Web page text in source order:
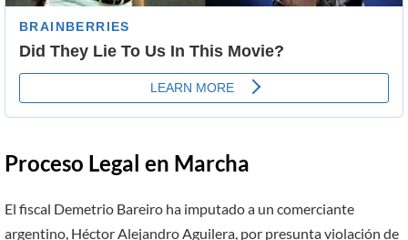
Proceso Legal en Marcha
El fiscal Demetrio Bareiro ha imputado a un comerciante
argentino, Héctor Alejandro Aguilera, por presunta violación de